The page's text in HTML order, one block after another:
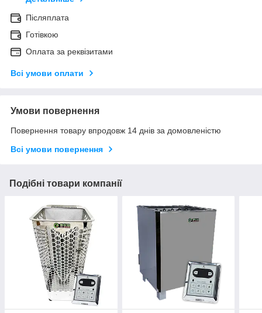
Післяплата
Готівкою
Оплата за реквізитами
Всі умови оплати
Умови повернення
Повернення товару впродовж 14 днів за домовленістю
Всі умови повернення
Подібні товари компанії